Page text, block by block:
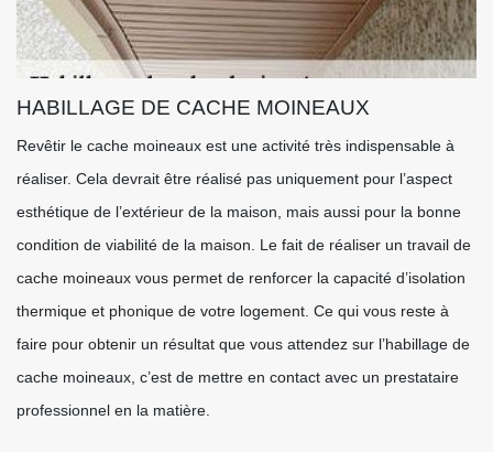
HABILLAGE DE CACHE MOINEAUX
Revêtir le cache moineaux est une activité très indispensable à
réaliser. Cela devrait être réalisé pas uniquement pour l’aspect
esthétique de l’extérieur de la maison, mais aussi pour la bonne
condition de viabilité de la maison. Le fait de réaliser un travail de
cache moineaux vous permet de renforcer la capacité d’isolation
thermique et phonique de votre logement. Ce qui vous reste à
faire pour obtenir un résultat que vous attendez sur l’habillage de
cache moineaux, c’est de mettre en contact avec un prestataire
professionnel en la matière.